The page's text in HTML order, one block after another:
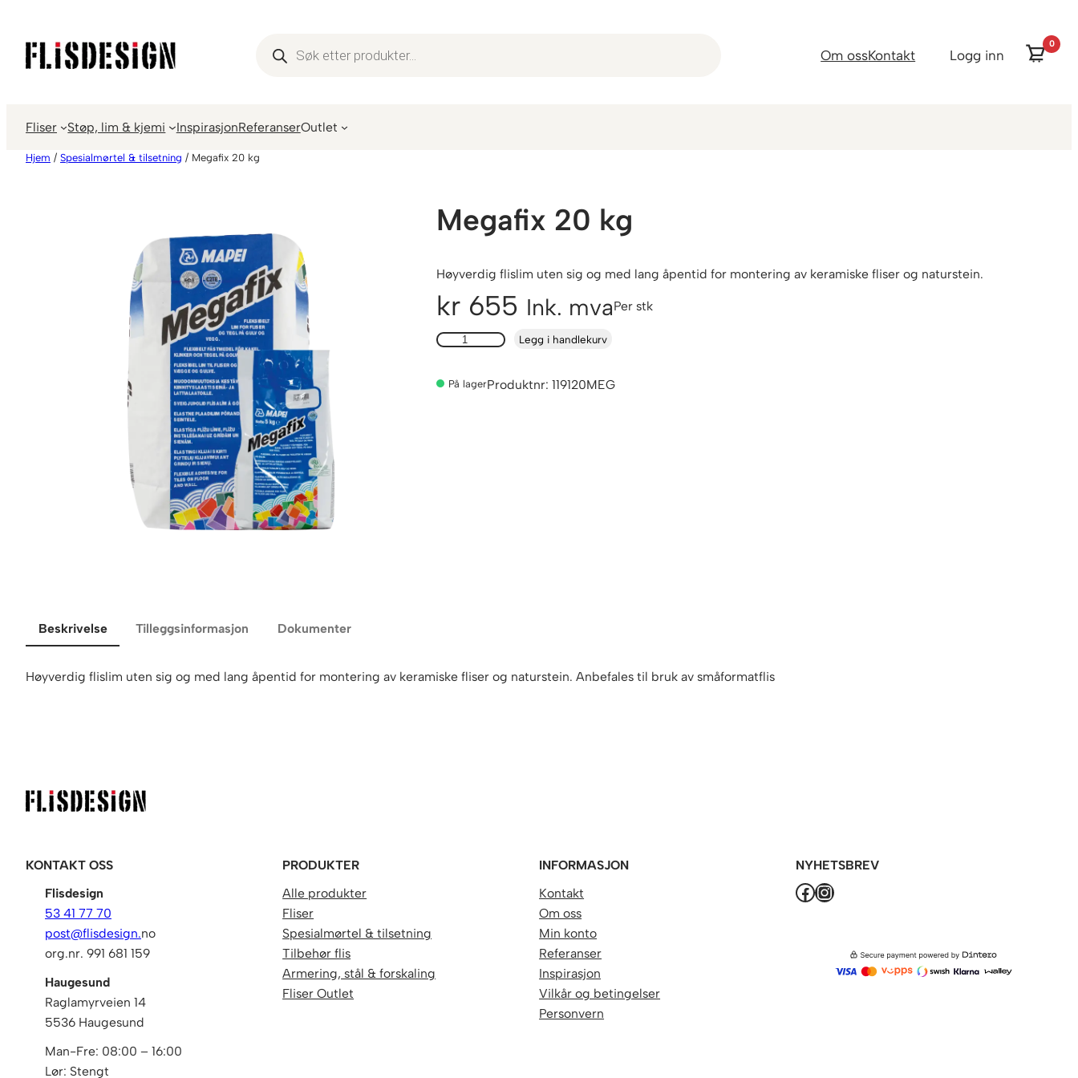
innhold
search Om ossKontakt Logg inn
0
Fliser Støp, lim & kjemi InspirasjonReferanserOutlet
Hjem / Spesialmørtel & tilsetning / Megafix 20 kg
Megafix 20 kg
Høyverdig flislim uten sig og med lang åpentid for montering av keramiske fliser og naturstein.
kr 655 Ink. mvaPer stk
M
g
Legg i handlekurv
På lagerProduktnr: 119120MEG
Beskrivelse Tilleggsinformasjon Dokumenter
Høyverdig flislim uten sig og med lang åpentid for montering av keramiske fliser og naturstein. Anbefales til bruk av småformatflis
KONTAKT OSS
Flisdesign
53 41 77 70
post@flisdesign.no
org.nr. 991 681 159
Haugesund
Raglamyrveien 14
5536 Haugesund
Man-Fre: 08:00 – 16:00
Lør: Stengt
PRODUKTER
Alle produkter
Fliser
Spesialmørtel & tilsetning
Tilbehør flis
Armering, stål & forskaling
Fliser Outlet
INFORMASJON
Kontakt
Om oss
Min konto
Referanser
Inspirasjon
Vilkår og betingelser
Personvern
NYHETSBREV
Facebook Instagram